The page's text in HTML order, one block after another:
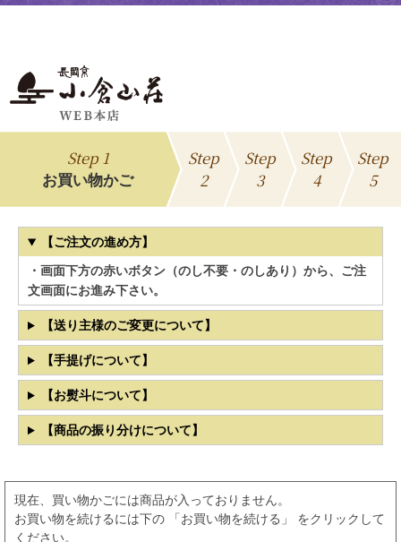
Step 1
お買い物かご
Step
2
Step
3
Step
4
Step
5
【ご注文の進め方】
・画面下方の赤いボタン（のし不要・のしあり）から、ご注
文画面にお進み下さい。
【送り主様のご変更について】
【手提げについて】
【お熨斗について】
【商品の振り分けについて】
現在、買い物かごには商品が入っておりません。
お買い物を続けるには下の 「お買い物を続ける」 をクリックして
ください。